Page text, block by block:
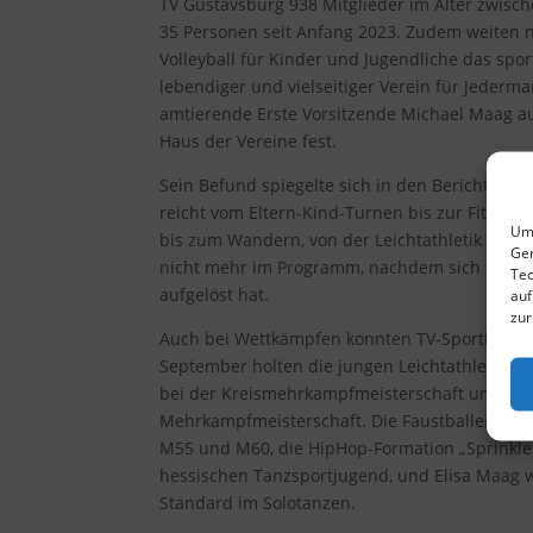
35 Personen seit Anfang 2023. Zudem weiten
Volleyball für Kinder und Jugendliche das
lebendiger und vielseitiger Verein für
amtierende Erste Vorsitzende Michael Maag
Haus der Vereine fest.
Sein Befund spiegelte sich in den Berichten
reicht vom Eltern-Kind-Turnen bis zur Fitness
bis zum Wandern, von der Leichtathletik bis
nicht mehr im Programm, nachdem sich die
aufgelöst hat.
Auch bei Wettkämpfen konnten TV-
September holten die jungen
bei der Kreismehrkampfmeisterschaft und
Mehrkampfmeisterschaft. Die Faustballer
M55 und M60, die HipHop-Formation
hessischen Tanzsportjugend, und Elisa Maag
Standard im Solotanzen.